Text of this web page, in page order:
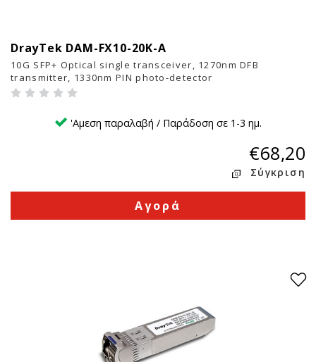
DrayTek DAM-FX10-20K-A
10G SFP+ Optical single transceiver, 1270nm DFB
transmitter, 1330nm PIN photo-detector
'Αμεση παραλαβή / Παράδοση σε 1-3 ημ.
€68,20
Σύγκριση
Αγορά